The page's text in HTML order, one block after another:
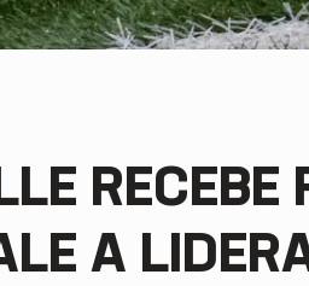
RECEBE
A